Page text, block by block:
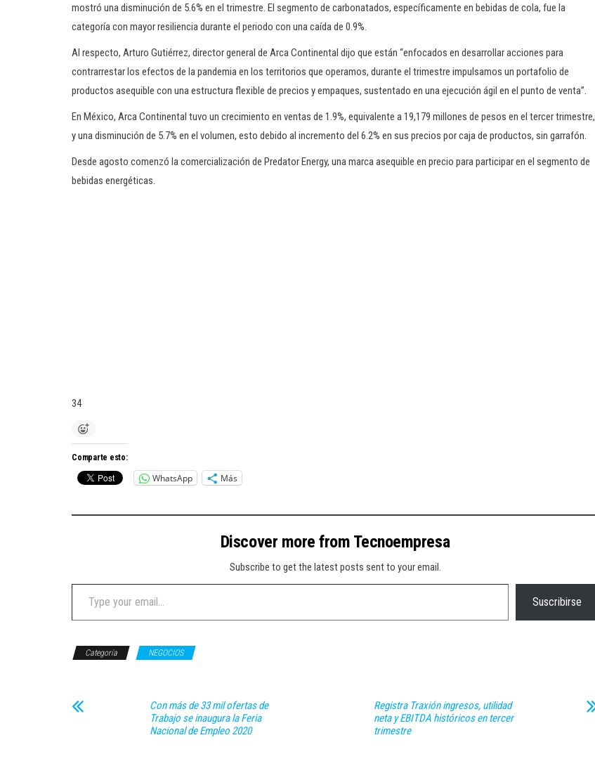
mostró una disminución de 5.6% en el trimestre. El segmento de carbonatados, específicamente en bebidas de cola, fue la
categoría con mayor resiliencia durante el periodo con una caída de 0.9%.
Al respecto, Arturo Gutiérrez, director general de Arca Continental dijo que están “enfocados en desarrollar acciones para
contrarrestar los efectos de la pandemia en los territorios que operamos, durante el trimestre impulsamos un portafolio de
productos asequible con una estructura flexible de precios y empaques, sustentado en una ejecución ágil en el punto de venta”.
En México, Arca Continental tuvo un crecimiento en ventas de 1.9%, equivalente a 19,179 millones de pesos en el tercer trimestre,
y una disminución de 5.7% en el volumen, esto debido al incremento del 6.2% en sus precios por caja de productos, sin garrafón.
Desde agosto comenzó la comercialización de Predator Energy, una marca asequible en precio para participar en el segmento de
bebidas energéticas.
34
Comparte esto:
WhatsApp Más
Discover more from Tecnoempresa
Subscribe to get the latest posts sent to your email.
Type your email…
Suscribirse
Categoría NEGOCIOS
Con más de 33 mil ofertas de
Trabajo se inaugura la Feria
Nacional de Empleo 2020
Registra Traxión ingresos, utilidad
neta y EBITDA históricos en tercer
trimestre